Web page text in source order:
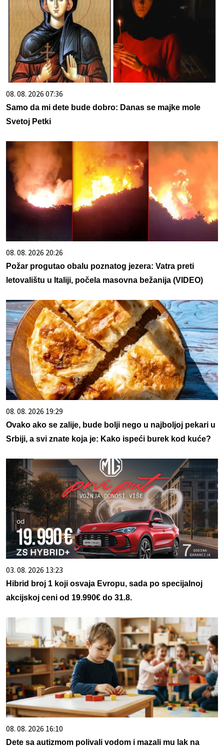
08. 08. 2026 07:36
Samo da mi dete bude dobro: Danas se majke mole
Svetoj Petki
08. 08. 2026 20:26
Požar progutao obalu poznatog jezera: Vatra preti
letovalištu u Italiji, počela masovna bežanija (VIDEO)
08. 08. 2026 19:29
Ovako ako se zalije, bude bolji nego u najboljoj pekari u
Srbiji, a svi znate koja je: Kako ispeći burek kod kuće?
03. 08. 2026 13:23
Hibrid broj 1 koji osvaja Evropu, sada po specijalnoj
akcijskoj ceni od 19.990€ do 31.8.
08. 08. 2026 16:10
Dete sa autizmom polivali vodom i mazali mu lak na